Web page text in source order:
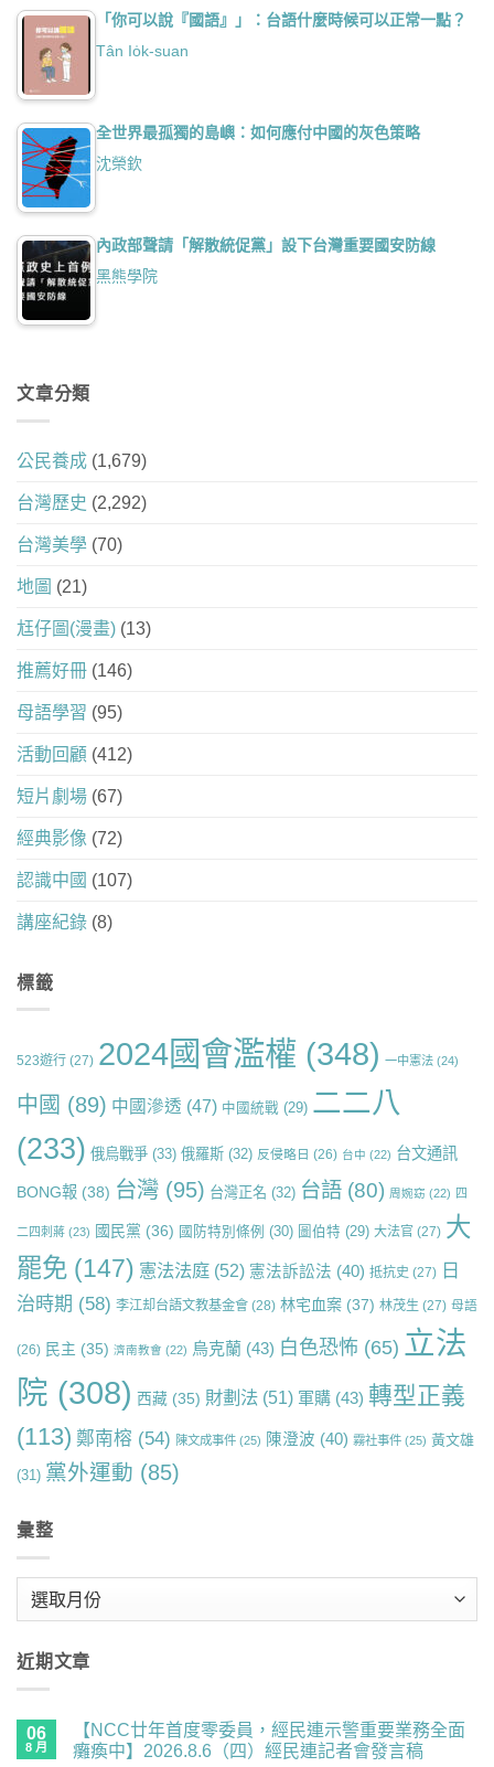
「你可以說『國語』」：台語什麼時候可以正常一點？
Tân Io̍k-suan
全世界最孤獨的島嶼：如何應付中國的灰色策略
沈榮欽
內政部聲請「解散統促黨」設下台灣重要國安防線
黑熊學院
文章分類
公民養成 (1,679)
台灣歷史 (2,292)
台灣美學 (70)
地圖 (21)
尪仔圖(漫畫) (13)
推薦好冊 (146)
母語學習 (95)
活動回顧 (412)
短片劇場 (67)
經典影像 (72)
認識中國 (107)
講座紀錄 (8)
標籤
523遊行 (27) 2024國會濫權 (348) 一中憲法 (24)
中國 (89) 中國滲透 (47) 中國統戰 (29) 二二八
(233) 俄烏戰爭 (33) 俄羅斯 (32) 反侵略日 (26) 台中 (22) 台文通訊
BONG報 (38) 台灣 (95) 台灣正名 (32) 台語 (80) 周婉窈 (22) 四
二四刺蔣 (23) 國民黨 (36) 國防特別條例 (30) 圖伯特 (29) 大法官 (27) 大
罷免 (147) 憲法法庭 (52) 憲法訴訟法 (40) 抵抗史 (27) 日
治時期 (58) 李江却台語文教基金會 (28) 林宅血案 (37) 林茂生 (27) 母語
(26) 民主 (35) 濟南教會 (22) 烏克蘭 (43) 白色恐怖 (65) 立法
院 (308) 西藏 (35) 財劃法 (51) 軍購 (43) 轉型正義
(113) 鄭南榕 (54) 陳文成事件 (25) 陳澄波 (40) 霧社事件 (25) 黃文雄
(31) 黨外運動 (85)
彙整
近期文章
06
8 月
【NCC廿年首度零委員，經民連示警重要業務全面
癱瘓中】2026.8.6（四）經民連記者會發言稿